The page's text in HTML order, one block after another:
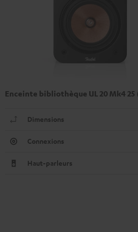
Enceinte bibliothèque UL 20 Mk4
Dimensions
Connexions
Haut-parleurs